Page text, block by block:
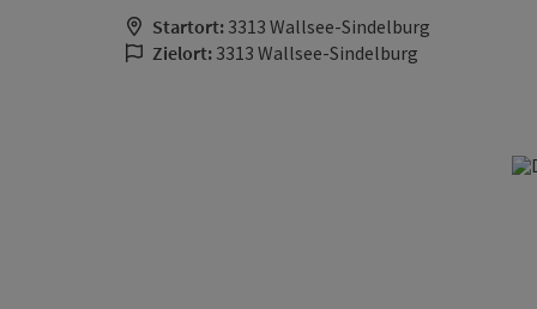
Startort: 3313 Wallsee-Sindelburg
Zielort: 3313 Wallsee-Sindelburg